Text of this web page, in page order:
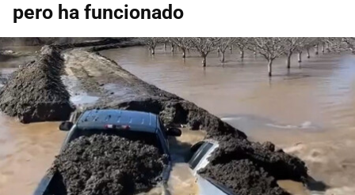
pero ha funcionado